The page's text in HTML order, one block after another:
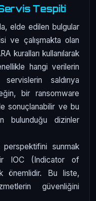
Tespiti
elde edilen bulgular
ve çalışmakta olan
kuralları kullanılarak
hangi verilerin
saldırıya
bir ransomware
sonuçlanabilir ve bu
bulunduğu dizinler
perspektifini sunmak
IOC (Indicator of
önemlidir. Bu liste,
güvenliğini